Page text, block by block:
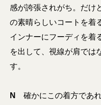
感が誇張されがち。だけ
の素晴らしいコートを着
インナーにフーディを着
を出して、視線が肩では
す。
N
確かにこの着方であ